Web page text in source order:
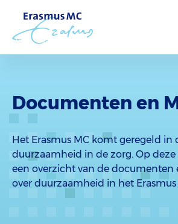
Documenten en
Het Erasmus MC komt geregeld in
duurzaamheid in de zorg. Op
een overzicht van de documenten
over duurzaamheid in het Erasmus